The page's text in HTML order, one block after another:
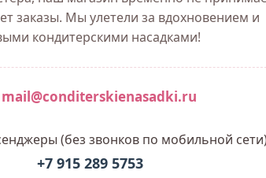
заказы. Мы улетели за вдохновением и
кондитерскими насадками!
(без звонков по мобильной
+7 915 289 5753